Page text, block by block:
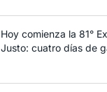
Hoy comienza la 81°
Justo: cuatro días de